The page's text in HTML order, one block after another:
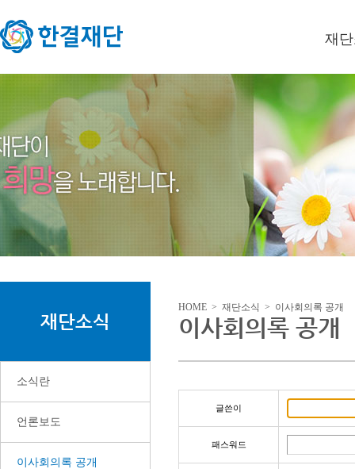
재
이사
미션/
연혁
재단소식
소식란
언론보도
이사회의록 공개
HOME > 재단소식 > 이사회의록 공개
이사회의록 공개
글쓴이
패스워드